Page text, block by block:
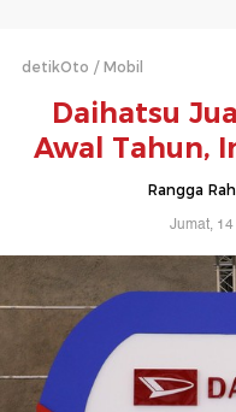
detikOto Mobil
Daihatsu
Awal Tahun,
Rangga
Jumat,